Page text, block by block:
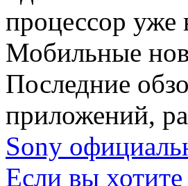
процессор
Мобильные
Последние
приложений,
Sony
Если вы